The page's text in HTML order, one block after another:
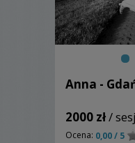
Anna -
2000 zł/
Ocena: 0,00 / 5